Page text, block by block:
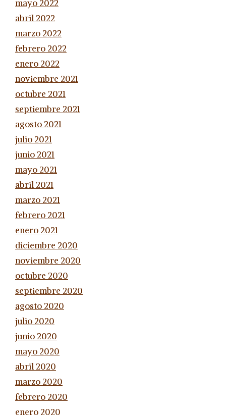
mayo 2022
abril 2022
marzo 2022
febrero 2022
enero 2022
noviembre 2021
octubre 2021
septiembre 2021
agosto 2021
julio 2021
junio 2021
mayo 2021
abril 2021
marzo 2021
febrero 2021
enero 2021
diciembre 2020
noviembre 2020
octubre 2020
septiembre 2020
agosto 2020
julio 2020
junio 2020
mayo 2020
abril 2020
marzo 2020
febrero 2020
enero 2020